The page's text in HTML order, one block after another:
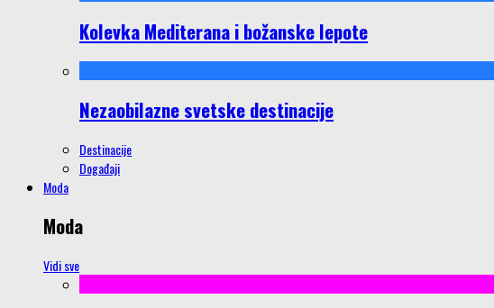
Kolevka Mediterana i božanske lepote
Nezaobilazne svetske destinacije
Destinacije
Događaji
Moda
Moda
Vidi sve